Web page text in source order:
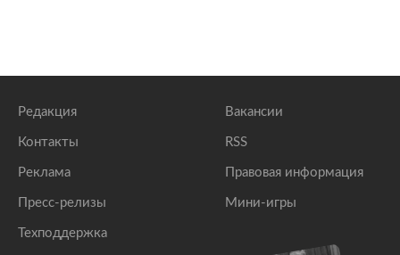
Редакция
Контакты
Реклама
Пресс-релизы
Техподдержка
Вакансии
RSS
Правовая информация
Мини-игры